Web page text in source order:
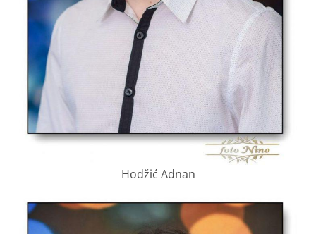
Hodžić Adnan